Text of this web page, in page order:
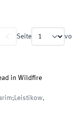
Seite
in Wildfire